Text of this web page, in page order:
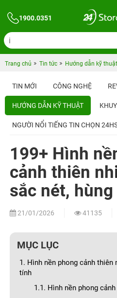
1900.0351
Trang chủ Tin tức Hướng dẫn kỹ thuật
TIN MỚI CÔNG NGHỆ
HƯỚNG DẪN KỸ THUẬT
NGƯỜI NỔI TIẾNG TIN CHỌN
199+ Hình
cảnh thiên
sắc nét,
21/01/2026 41135
MỤC LỤC
1. Hình nền phong cảnh thiên
tính
1.1. Hình nền phong